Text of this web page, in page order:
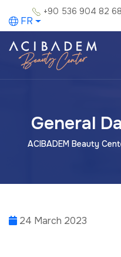
+90 536 904 82 68
FR
General
ACIBADEM Beauty
24 March 2023